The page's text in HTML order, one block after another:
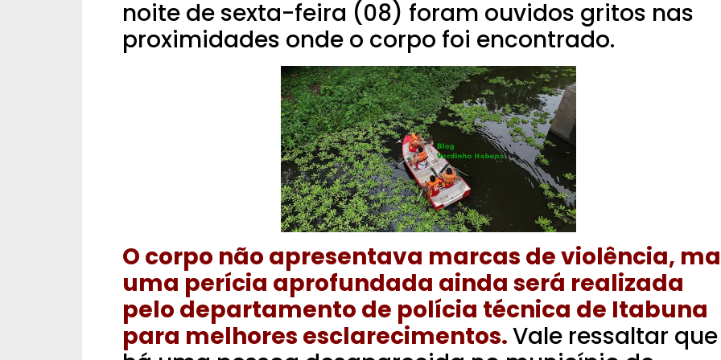
noite de sexta-feira (08) foram ouvidos gritos nas
proximidades onde o corpo foi encontrado.
O corpo não apresentava marcas de violência,
uma perícia aprofundada ainda será realizada
pelo departamento de polícia técnica de Itabuna
para melhores esclarecimentos.Vale ressaltar que